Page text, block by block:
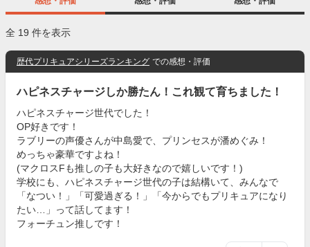
全 19 件を表示
歴代プリキュアシリーズランキング での感想・評価
ハピネスチャージしか勝たん！これ観て育ちました！
ハピネスチャージ世代でした！
OP好きです！
ラブリーの声優さんが中島愛で、プリンセスが潘めぐみ！
めっちゃ豪華ですよね！
(マクロスFも推しの子も大好きなので嬉しいです！)
学校にも、ハピネスチャージ世代の子は結構いて、みんなで
「なつい！」「可愛過ぎる！」「今からでもプリキュアになり
たい…」って話してます！
フォーチュン推しです！